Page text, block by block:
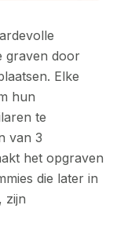
graven door
Elke
hun
te
van 3
het opgraven
die later in
zijn